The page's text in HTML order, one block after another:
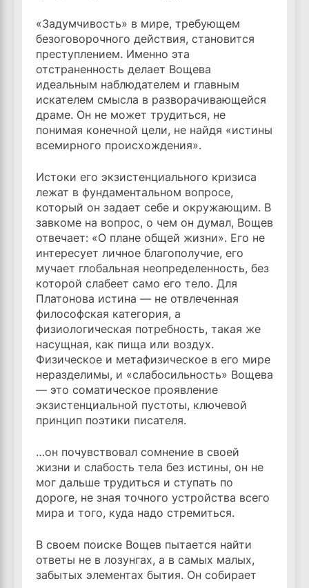
«Задумчивость» в мире, требующем
безоговорочного действия, становится
преступлением. Именно эта
отстраненность делает Вощева
идеальным наблюдателем и главным
искателем смысла в разворачивающейся
драме. Он не может трудиться, не
понимая конечной цели, не найдя «истины
всемирного происхождения».
Истоки его экзистенциального кризиса
лежат в фундаментальном вопросе,
который он задает себе и окружающим. В
завкоме на вопрос, о чем он думал, Вощев
отвечает: «О плане общей жизни». Его не
интересует личное благополучие, его
мучает глобальная неопределенность, без
которой слабеет само его тело. Для
Платонова истина — не отвлеченная
философская категория, а
физиологическая потребность, такая же
насущная, как пища или воздух.
Физическое и метафизическое в его мире
неразделимы, и «слабосильность» Вощева
— это соматическое проявление
экзистенциальной пустоты, ключевой
принцип поэтики писателя.
…он почувствовал сомнение в своей
жизни и слабость тела без истины, он не
мог дальше трудиться и ступать по
дороге, не зная точного устройства всего
мира и того, куда надо стремиться.
В своем поиске Вощев пытается найти
ответы не в лозунгах, а в самых малых,
забытых элементах бытия. Он собирает